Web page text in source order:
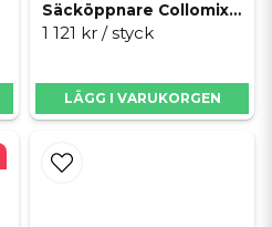
Säcköppnare Collomix Sharky
1 121 kr / styck
LÄGG I VARUKORGEN